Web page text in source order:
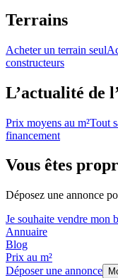
Terrains
Acheter un terrain seul
constructeurs
L’actualité de
Prix moyens au m²Tout
financement
Vous êtes
Déposez une annonce
Je souhaite vendre mon
Annuaire
Blog
Prix au m²
Déposer une annonce